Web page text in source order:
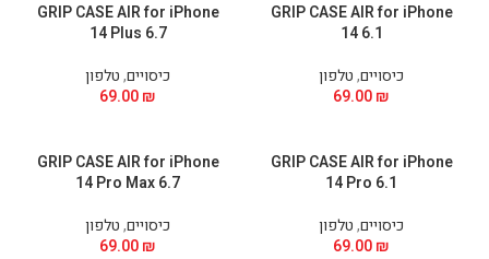
GRIP CASE AIR for iPhone
14 6.1
כיסויים,טלפון
69.00₪
GRIP CASE AIR for iPhone
14 Plus 6.7
כיסויים,טלפון
69.00₪
GRIP CASE AIR for iPhone
14 Pro 6.1
כיסויים,טלפון
69.00₪
GRIP CASE AIR for iPhone
14 Pro Max 6.7
כיסויים,טלפון
69.00₪